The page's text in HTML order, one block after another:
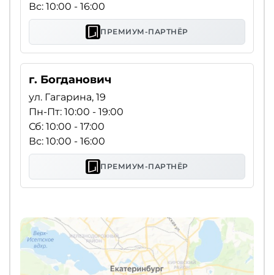
Вс: 10:00 - 16:00
ПРЕМИУМ-ПАРТНЁР
г. Богданович
ул. Гагарина, 19
Пн-Пт: 10:00 - 19:00
Сб: 10:00 - 17:00
Вс: 10:00 - 16:00
ПРЕМИУМ-ПАРТНЁР